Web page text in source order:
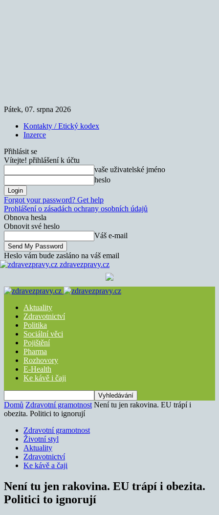
Pátek, 07. srpna 2026
Kontakty / Etický kodex
Inzerce
Přihlásit se
Vítejte! přihlášení k účtu
vaše uživatelské jméno
heslo
Forgot your password? Get help
Prohlášení o zásadách ochrany osobních údajů
Obnova hesla
Obnovit své heslo
Váš e-mail
Heslo vám bude zasláno na váš email
zdravezpravy.cz
Aktuality
Zdravotnictví
Politika
Sociální věci
Pojištění
Pharma
Rozhovory
E-Health
Ke kávě i čaji
Domů Zdravotní gramotnost Není tu jen rakovina. EU trápí i
obezita. Politici to ignorují
Zdravotní gramotnost
Životní styl
Aktuality
Zdravotnictví
Ke kávě a čaji
Není tu jen rakovina. EU trápí i obezita.
Politici to ignorují